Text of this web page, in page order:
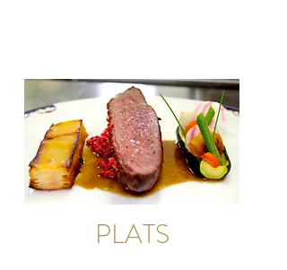
PLATS